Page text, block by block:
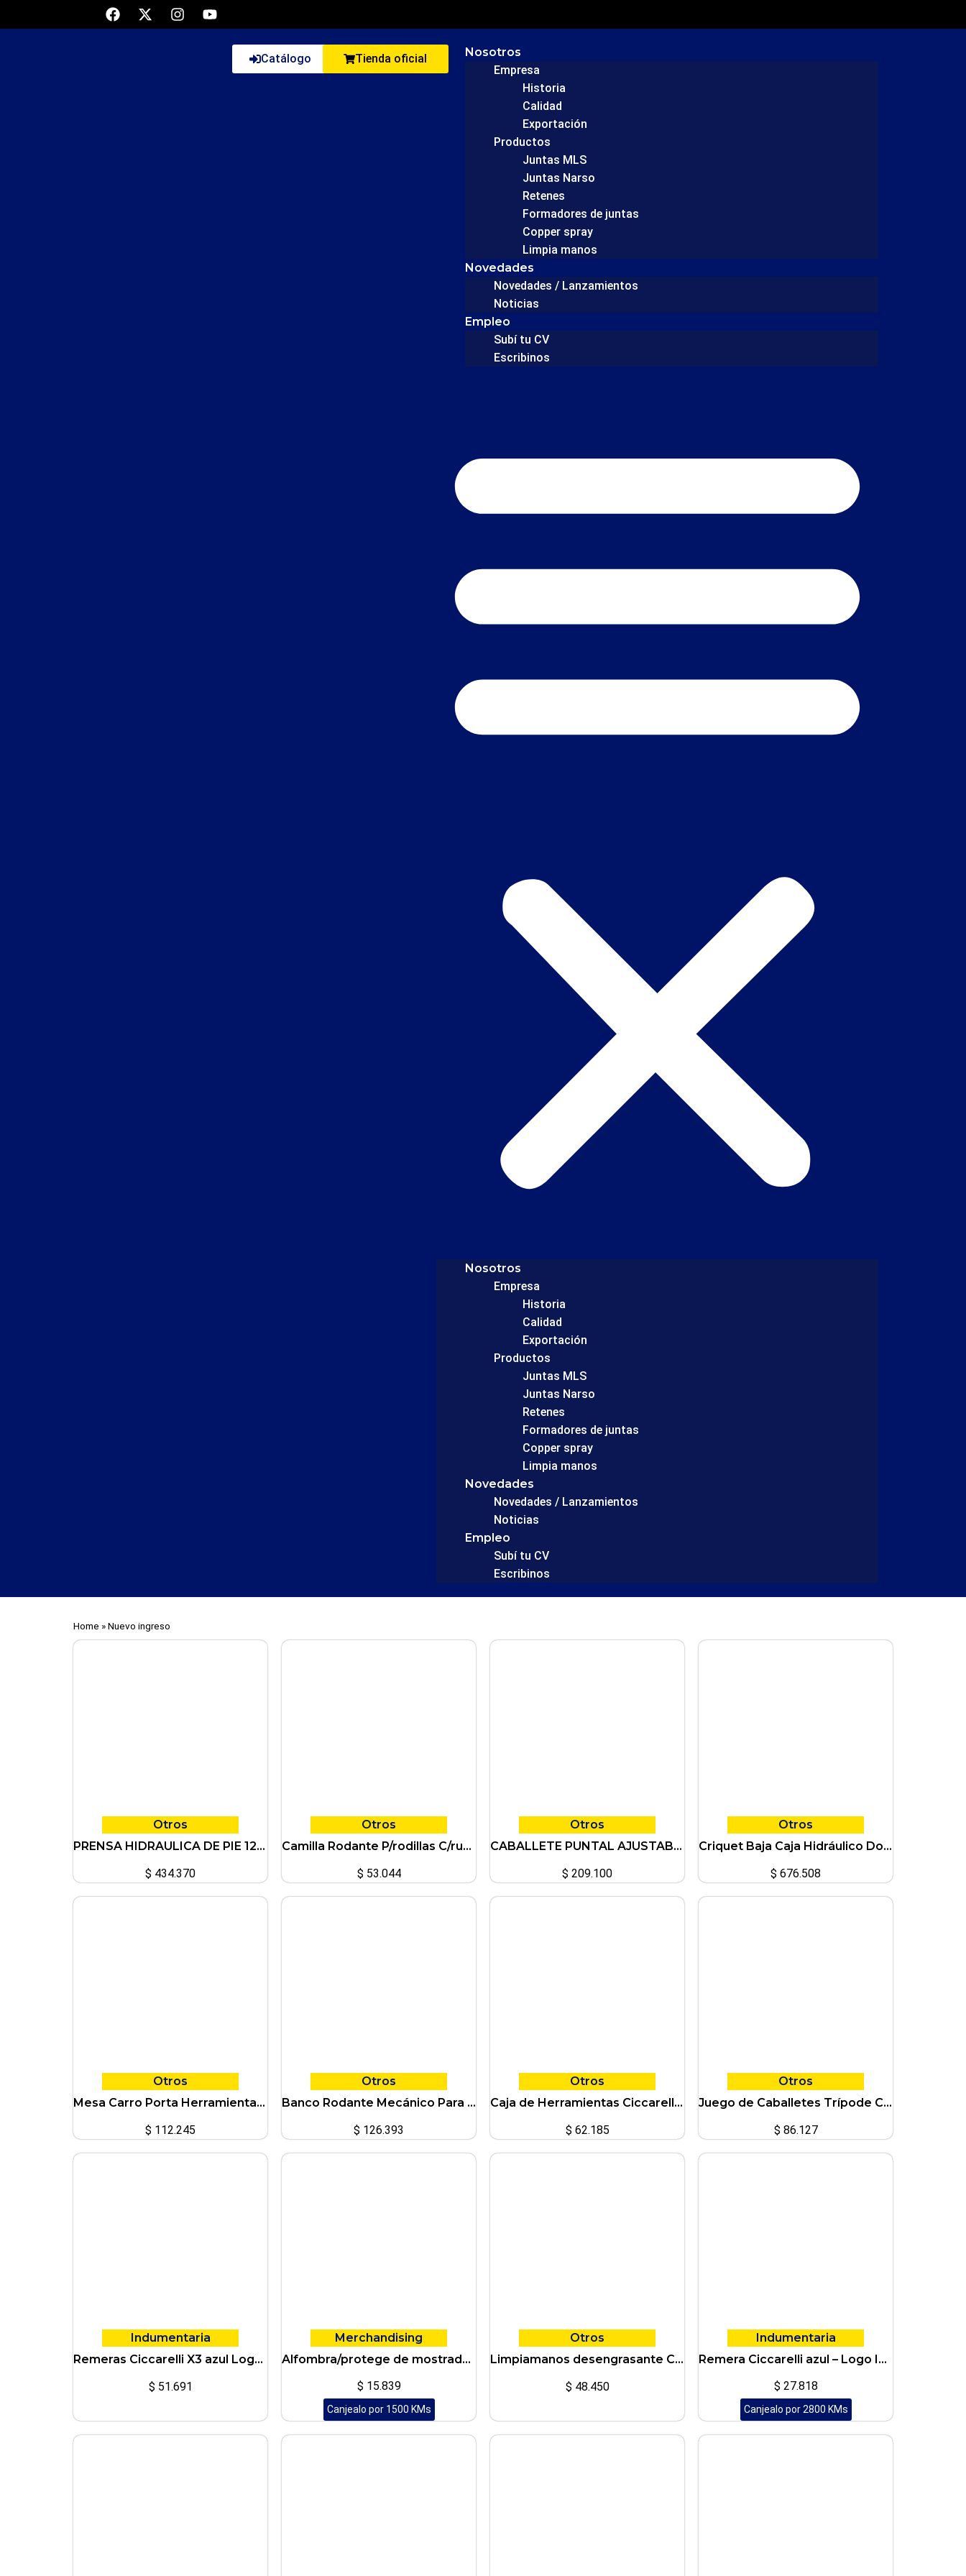
Catálogo Tienda oficial
Nosotros
Empresa
Historia
Calidad
Exportación
Productos
Juntas MLS
Juntas Narso
Retenes
Formadores de juntas
Copper spray
Limpia manos
Novedades
Novedades / Lanzamientos
Noticias
Empleo
Subí tu CV
Escribinos
Nosotros
Empresa
Historia
Calidad
Exportación
Productos
Juntas MLS
Juntas Narso
Retenes
Formadores de juntas
Copper spray
Limpia manos
Novedades
Novedades / Lanzamientos
Noticias
Empleo
Subí tu CV
Escribinos
Home »Nuevo ingreso
Otros
PRENSA HIDRAULICA DE PIE 12TN PROFESIONAL
$ 434.370
Otros
Camilla Rodante P/rodillas C/ruedas Ciccarelli
$ 53.044
Otros
CABALLETE PUNTAL AJUSTABLE TELESCOPICO P/ELEVADOR CICCARELLI
$ 209.100
Otros
Criquet Baja Caja Hidráulico Doble 600kg p/Taller Ciccarelli
$ 676.508
Otros
Mesa Carro Porta Herramientas C/Ruedas-3 estantes Ciccarelli
$ 112.245
Otros
Banco Rodante Mecánico Para Rodillas Con Ruedas Ciccarelli
$ 126.393
Otros
Caja de Herramientas Ciccarelli de Metal Reforzada 3 niveles
$ 62.185
Otros
Juego de Caballetes Trípode Ciccarelli 2 Toneladas Auto/Taller
$ 86.127
Indumentaria
Remeras Ciccarelli X3 azul Logo Impreso Dos Colores vs talles
$ 51.691
Merchandising
Alfombra/protege de mostrador Ciccarelli con logo 2 colores
$ 15.839
Canjealo por 1500 KMs
Otros
Limpiamanos desengrasante Ciccarelli HIGH CLEANER indust 5Kg
$ 48.450
Indumentaria
Remera Ciccarelli azul – Logo Impreso A Dos Colores
$ 27.818
Canjealo por 2800 KMs